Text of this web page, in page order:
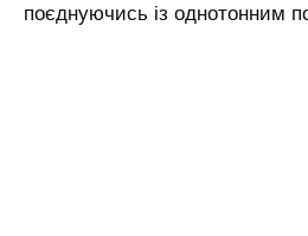
поєднуючись із однотонним